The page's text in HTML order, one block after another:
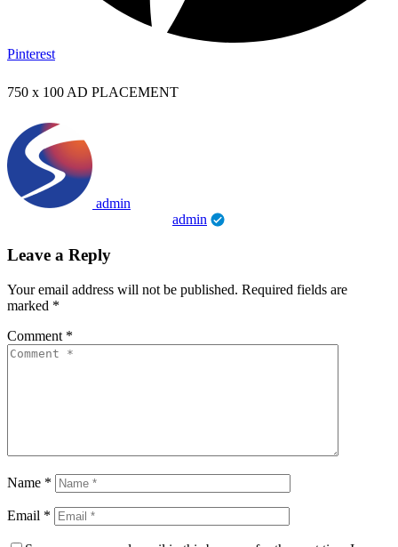
Pinterest
750 x 100 AD PLACEMENT
admin
admin
Leave a Reply
Your email address will not be published. Required fields are
marked *
Comment *
Name *
Email *